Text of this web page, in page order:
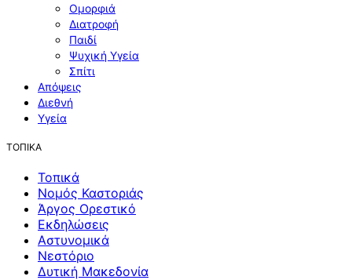
Ομορφιά
Διατροφή
Παιδί
Ψυχική Υγεία
Σπίτι
Απόψεις
Διεθνή
Υγεία
ΤΟΠΙΚΑ
Τοπικά
Νομός Καστοριάς
Άργος Ορεστικό
Εκδηλώσεις
Αστυνομικά
Νεστόριο
Δυτική Μακεδονία